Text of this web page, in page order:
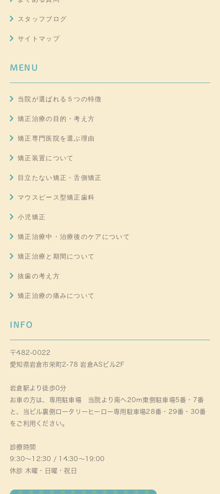
スタッフブログ
サイトマップ
MENU
当院が選ばれる５つの特徴
矯正治療の目的・考え方
矯正専門医院を選ぶ理由
矯正装置について
目立たない矯正・舌側矯正
マウスピース型矯正歯科
小児矯正
矯正治療中・治療後のケアについて
矯正治療と期間について
抜歯の考え方
矯正治療の痛みについて
INFO
〒482-0022
愛知県岩倉市栄町2-78 岩倉ASビル2F
岩倉駅より徒歩0分
お車の方は、専用駐車場 当院より南へ20ｍ東側駐車場5番・7番
と、当ビル裏側ロータリーヒーロー専用駐車場28番・29番・30番
をご利用ください。
診療時間
9:30～12:30 / 14:30～19:00
休診 木曜・日曜・祝日